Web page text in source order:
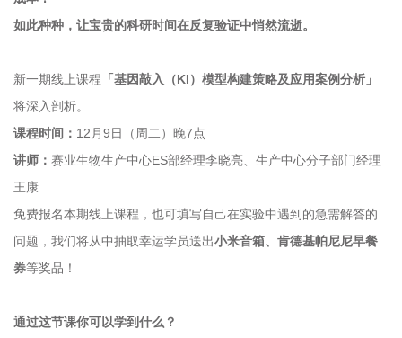
如此种种，让宝贵的科研时间在反复验证中悄然流逝。
新一期线上课程 「基因敲入（KI）模型构建策略及应用案例分析」
将深入剖析。
课程时间： 12月9日（周二）晚7点
讲师： 赛业生物生产中心ES部经理李晓亮、生产中心分子部门经理
王康
免费报名本期线上课程，也可填写自己在实验中遇到的急需解答的
问题，我们将从中抽取幸运学员送出小米音箱、肯德基帕尼尼早餐
券等奖品！
通过这节课你可以学到什么？